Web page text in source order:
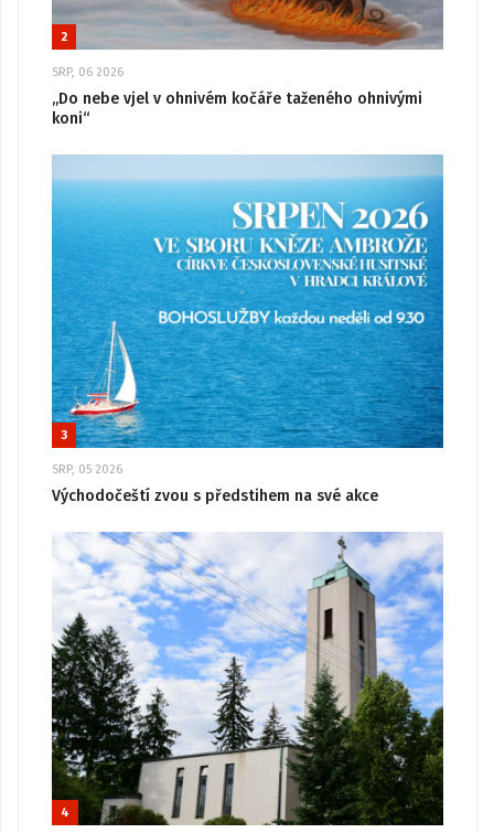
2
SRP, 06 2026
„Do nebe vjel v ohnivém kočáře taženého ohnivými
koni“
3
SRP, 05 2026
Východočeští zvou s předstihem na své akce
4